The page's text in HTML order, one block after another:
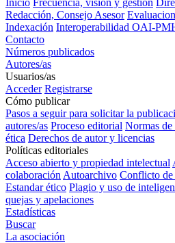
Inicio Frecuencia, visión y gestión
Redacción, Consejo Asesor
Indexación Interoperabilidad OAI-
Contacto
Números publicados
Autores/as
Usuarios/as
Acceder Registrarse
Cómo publicar
Pasos a seguir para solicitar la
autores/as Proceso editorial Normas
ética Derechos de autor y licencias
Políticas editoriales
Acceso abierto y propiedad intelectual
colaboración Autoarchivo Conflicto de
Estandar ético Plagio y uso de
quejas y apelaciones
Estadísticas
Buscar
La asociación